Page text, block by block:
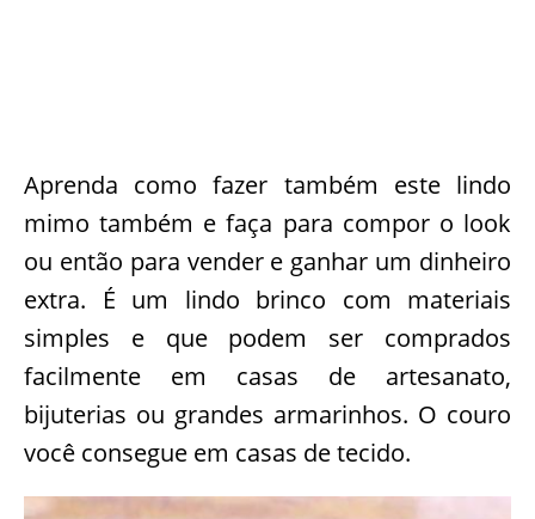
Aprenda como fazer também este lindo
mimo também e faça para compor o look
ou então para vender e ganhar um dinheiro
extra. É um lindo brinco com materiais
simples e que podem ser comprados
facilmente em casas de artesanato,
bijuterias ou grandes armarinhos. O couro
você consegue em casas de tecido.